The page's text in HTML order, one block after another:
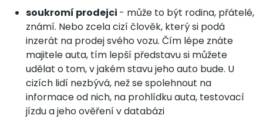
soukromí prodejci - může to být rodina, přátelé,
známí. Nebo zcela cizí člověk, který si podá
inzerát na prodej svého vozu. Čím lépe znáte
majitele auta, tím lepší představu si můžete
udělat o tom, v jakém stavu jeho auto bude. U
cizích lidí nezbývá, než se spolehnout na
informace od nich, na prohlídku auta, testovací
jízdu a jeho ověření v databázi